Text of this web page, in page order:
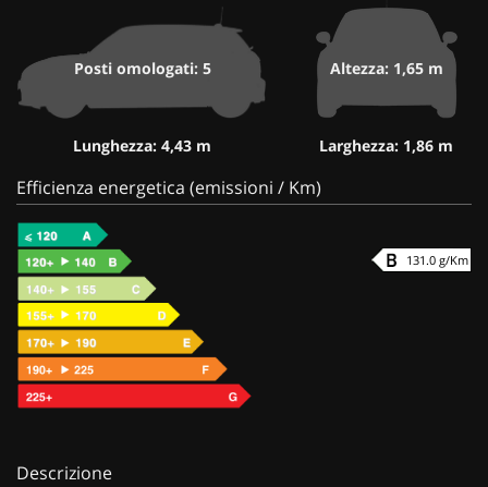
Posti omologati: 5
Lunghezza: 4,43 m
Altezza: 1,65 m
Larghezza: 1,86 m
Efficienza energetica (emissioni / Km)
131.0 g/Km
Descrizione